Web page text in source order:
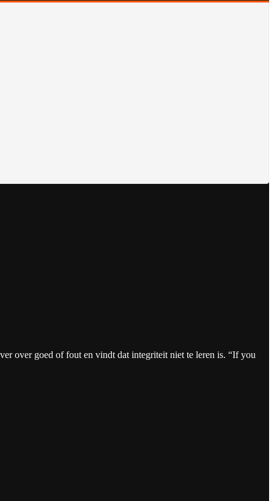
over goed of fout en vindt dat integriteit niet te leren is. “If you